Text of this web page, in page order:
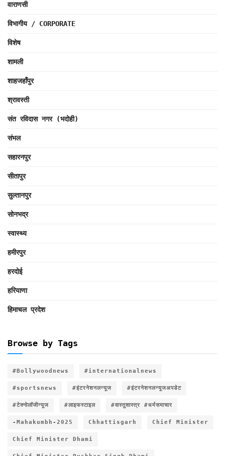
वाराणसी
विभागीय / CORPORATE
विशेष
शामली
शाहजहाँपुर
श्रावस्ती
संत रविदास नगर (भदोही)
संभल
सहारनपुर
सीतापुर
सुल्तानपुर
सोनभद्र
स्वास्थ्य
हमीरपुर
हरदोई
हरियाणा
हिमाचल प्रदेश
Browse by Tags
#Bollywoodnews #internationalnews
#sportsnews #इंटरनेशनलन्यूज #इंटरनेशनलन्यूजअपडेट
#टेक्नोलॉजीन्यूज #लाइफस्टाइल #वास्तुशास्त्र #धर्मसमाचार
-Mahakumbh-2025 Chhattisgarh Chief Minister
Chief Minister Dhami